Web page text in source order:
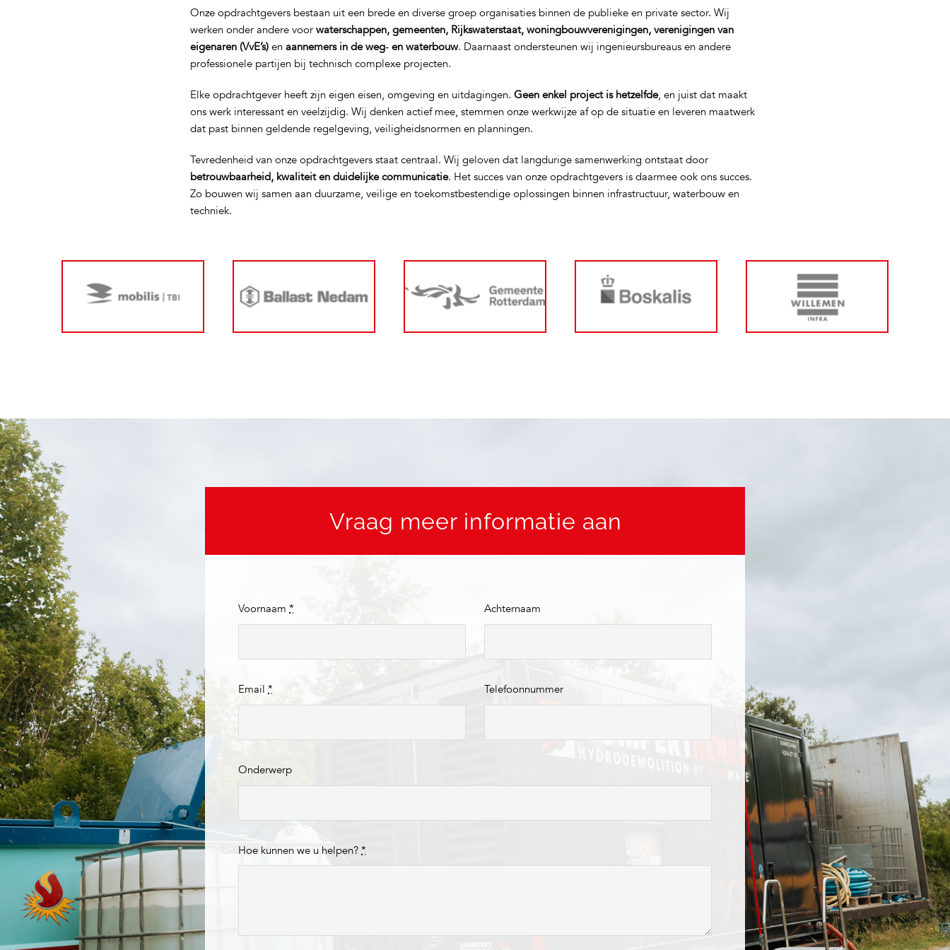
Onze opdrachtgevers bestaan uit een brede en diverse groep organisaties binnen de publieke en private sector. Wij
werken onder andere voorwaterschappen, gemeenten, Rijkswaterstaat, woningbouwverenigingen, verenigingen van
eigenaren (VvE’s) enaannemers in de weg‑ en waterbouw. Daarnaast ondersteunen wij ingenieursbureaus en andere
professionele partijen bij technisch complexe projecten.
Elke opdrachtgever heeft zijn eigen eisen, omgeving en uitdagingen.Geen enkel project is hetzelfde, en juist dat maakt
ons werk interessant en veelzijdig. Wij denken actief mee, stemmen onze werkwijze af op de situatie en leveren maatwerk
dat past binnen geldende regelgeving, veiligheidsnormen en planningen.
Tevredenheid van onze opdrachtgevers staat centraal. Wij geloven dat langdurige samenwerking ontstaat door
betrouwbaarheid, kwaliteit en duidelijke communicatie. Het succes van onze opdrachtgevers is daarmee ook ons succes.
Zo bouwen wij samen aan duurzame, veilige en toekomstbestendige oplossingen binnen infrastructuur, waterbouw en
techniek.
Vraag meer informatie aan
Voornaam*
Email*
Achternaam
Telefoonnummer
Onderwerp
Hoe kunnen we u helpen?*